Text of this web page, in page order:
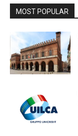
MOST POPULAR